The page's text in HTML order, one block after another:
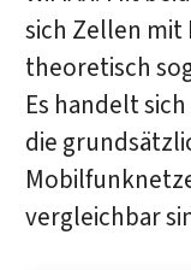
sich Zellen mit
theoretisch
Es handelt
die
vergleichbar